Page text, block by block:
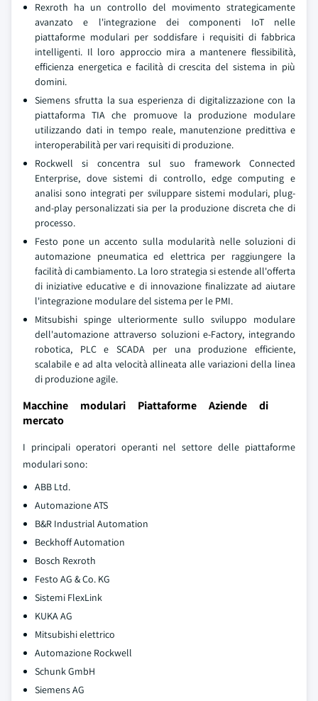
Rexroth ha un controllo del movimento strategicamente
avanzato e l'integrazione dei componenti IoT nelle
piattaforme modulari per soddisfare i requisiti di fabbrica
intelligenti. Il loro approccio mira a mantenere flessibilità,
efficienza energetica e facilità di crescita del sistema in più
domini.
Siemens sfrutta la sua esperienza di digitalizzazione con la
piattaforma TIA che promuove la produzione modulare
utilizzando dati in tempo reale, manutenzione predittiva e
interoperabilità per vari requisiti di produzione.
Rockwell si concentra sul suo framework Connected
Enterprise, dove sistemi di controllo, edge computing e
analisi sono integrati per sviluppare sistemi modulari, plug-
and-play personalizzati sia per la produzione discreta che di
processo.
Festo pone un accento sulla modularità nelle soluzioni di
automazione pneumatica ed elettrica per raggiungere la
facilità di cambiamento. La loro strategia si estende all'offerta
di iniziative educative e di innovazione finalizzate ad aiutare
l'integrazione modulare del sistema per le PMI.
Mitsubishi spinge ulteriormente sullo sviluppo modulare
dell'automazione attraverso soluzioni e-Factory, integrando
robotica, PLC e SCADA per una produzione efficiente,
scalabile e ad alta velocità allineata alle variazioni della linea
di produzione agile.
Macchine modulari Piattaforme Aziende di
mercato
I principali operatori operanti nel settore delle piattaforme
modulari sono:
ABB Ltd.
Automazione ATS
B&R Industrial Automation
Beckhoff Automation
Bosch Rexroth
Festo AG & Co. KG
Sistemi FlexLink
KUKA AG
Mitsubishi elettrico
Automazione Rockwell
Schunk GmbH
Siemens AG